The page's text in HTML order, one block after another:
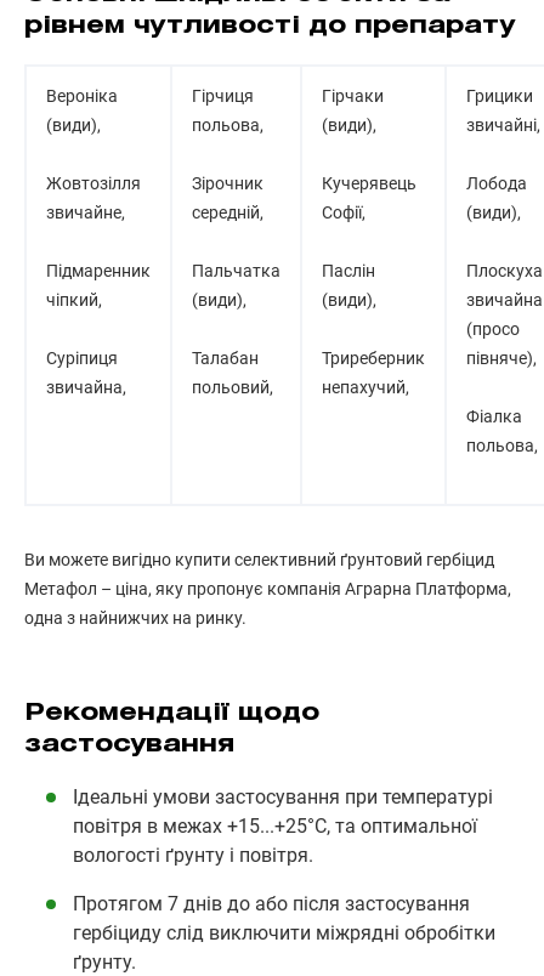
рівнем чутливості до препарату
Вероніка
(види),
Жовтозілля
звичайне,
Пiдмаренник
чiпкий,
Сурiпиця
звичайна,
Гiрчиця
польова,
Зiрочник
середнiй,
Пальчатка
(види),
Талабан
польовий,
Гірчаки
(види),
Кучерявець
Софiї,
Паслін
(види),
Триреберник
непахучий,
Грицики
звичайнi,
Лобода
(види),
Плоскуха
звичайна
(просо
пiвняче),
Фіалка
польова,
Ви можете вигідно купити селективний ґрунтовий гербіцид
Метафол – ціна, яку пропонує компанія Аграрна Платформа,
одна з найнижчих на ринку.
Рекомендації щодо
застосування
Ідеальні умови застосування при температурі
повітря в межах +15...+25°С, та оптимальної
вологості ґрунту і повітря.
Протягом 7 днів до або після застосування
гербіциду слід виключити міжрядні обробітки
ґрунту.